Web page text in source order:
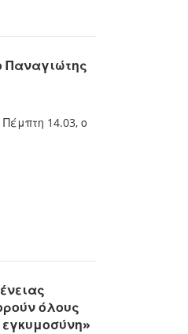
Παναγιώτης
14.03, ο
όλους